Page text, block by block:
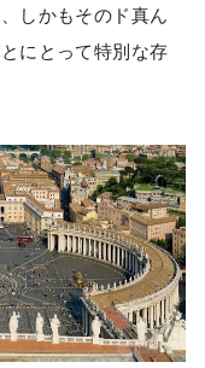
しかもそのド真ん
にとって特別な存